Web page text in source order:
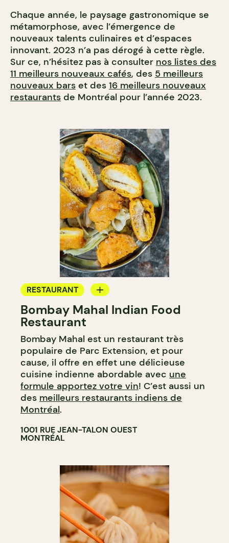
Chaque année, le paysage gastronomique se
métamorphose, avec l’émergence de
nouveaux talents culinaires et d’espaces
innovant. 2023 n’a pas dérogé à cette règle.
Sur ce, n’hésitez pas à consulter nos listes des
11 meilleurs nouveaux cafés, des 5 meilleurs
nouveaux bars et des 16 meilleurs nouveaux
restaurants de Montréal pour l’année 2023.
RESTAURANT
APPORTEZ VOTRE VIN
Bombay Mahal Indian Food
Restaurant
Bombay Mahal est un restaurant très
populaire de Parc Extension, et pour
cause, il offre en effet une délicieuse
cuisine indienne abordable avec une
formule apportez votre vin! C’est aussi un
des meilleurs restaurants indiens de
Montréal.
1001 RUE JEAN-TALON OUEST
MONTRÉAL